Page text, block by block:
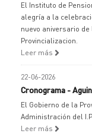
El Instituto de
alegría a la
nuevo aniversario
Provincializacion.
Leer más
22-06-2026
Cronograma -
El Gobierno de la
Administración del
Leer más